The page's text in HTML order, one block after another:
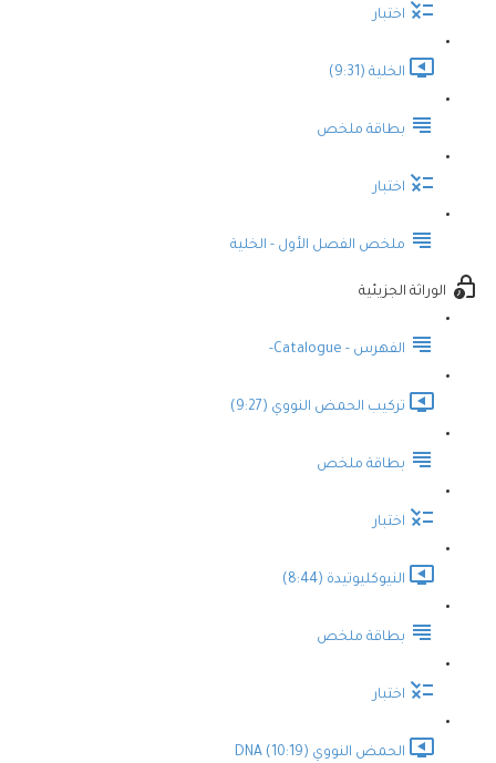
اختبار
الخلية (9:31)
بطاقة ملخص
اختبار
ملخص الفصل الأول - الخلية
الوراثة الجزيئية
الفهرس - Catalogue-
تركيب الحمض النووي (9:27)
بطاقة ملخص
اختبار
النيوكليوتيدة (8:44)
بطاقة ملخص
اختبار
الحمض النووي DNA (10:19)